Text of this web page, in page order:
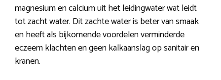
magnesium en calcium uit het leidingwater wat leidt
tot zacht water. Dit zachte water is beter van smaak
en heeft als bijkomende voordelen verminderde
eczeem klachten en geen kalkaanslag op sanitair en
kranen.